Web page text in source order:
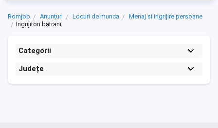
Romjob Anunțuri Locuri de munca
Menaj si ingrijire persoane
Ingrijitori batrani
Categorii
Județe